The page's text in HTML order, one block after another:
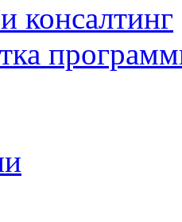
консалтинг